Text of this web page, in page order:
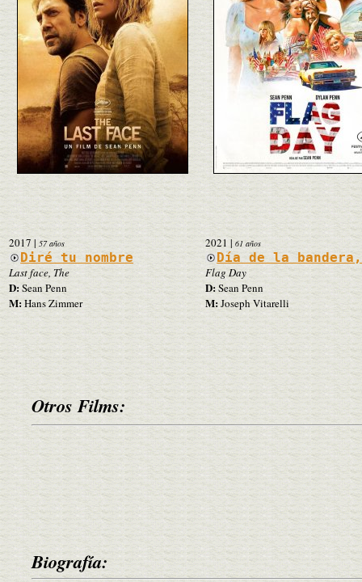
2017 | 57 años
Diré tu nombre
Last face, The
D:Sean Penn
M: Hans Zimmer
2021 | 61 años
Día de la
Flag Day
D:Sean Penn
M:Joseph Vitarelli
Otros Films:
Biografía: